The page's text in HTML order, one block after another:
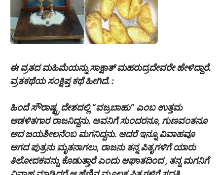
ಈ ವ್ರತದ ಮಹಿಮೆಯನ್ನು ಸಾಕ್ಷಾತ್ ಮಹರುದ್ರದೇವರೇ ಹೇಳಿದ್ದಾರೆ.
ವ್ರತಕಥೆಯ ಸಂಕ್ಷಿಪ್ತ ಕಥೆ ಹೀಗಿದೆ. :
ಹಿಂದೆ ಸೌರಾಷ್ಟ್ರ ದೇಶದಲ್ಲಿ “ವಜ್ರಬಾಹು” ಎಂಬ ಉತ್ತಮ
ಆಡಳಿತಗಾರ ರಾಜನಿದ್ದನು. ಅವನಿಗೆ ಸುಂದರನೂ, ಗುಣವಂತನೂ
ಆದ ಜಯಶೀಲನೆಂಬ ಮಗನಿದ್ದನು. ಆದರೆ ಇನ್ನೂ ವಿವಾಹವೂ
ಆಗದ ಪುತ್ರನು ಮೃತನಾಗಲು, ರಾಜನು ತನ್ನ ಪಿತೃಗಳಿಗೆ ಯಾರು
ತಿಲೋದಕವನ್ನು ಕೊಡುತ್ತಾರೆ ಎಂದು ಆಘಾತದಿಂದ , ತನ್ನ ಮಗನಿಗೆ